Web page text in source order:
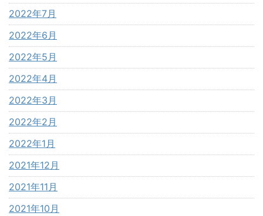
2022年7月
2022年6月
2022年5月
2022年4月
2022年3月
2022年2月
2022年1月
2021年12月
2021年11月
2021年10月